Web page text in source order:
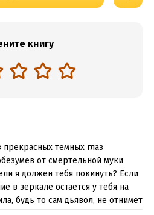
книгу
темных глаз
от смертельной муки
я должен тебя покинуть? Если
в зеркале остается у тебя на
будь то сам дьявол, не отнимет